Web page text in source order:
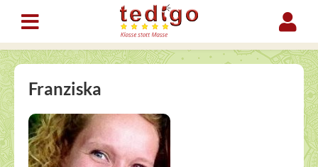
Franziska